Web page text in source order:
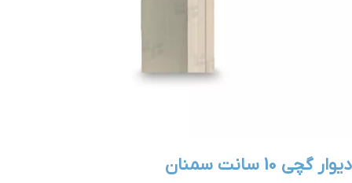
دیوار گچی 10 سانت سمنان